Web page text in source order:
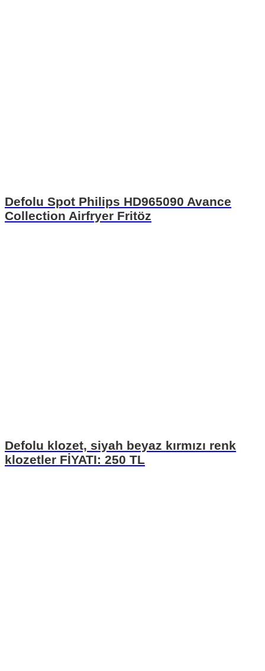
Defolu Spot Philips HD965090 Avance
Collection Airfryer Fritöz
Defolu klozet, siyah beyaz kırmızı renk
klozetler FİYATI: 250 TL